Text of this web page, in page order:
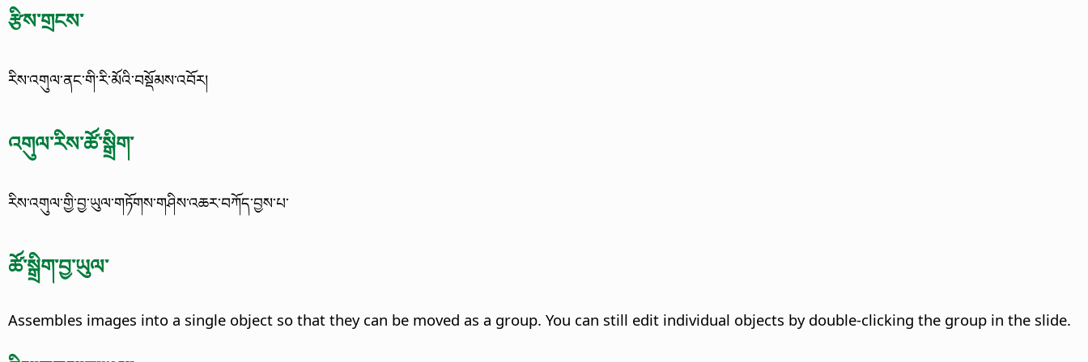
རྩིས་གྲངས་
རིས་འགུལ་ནང་གི་རི་མོའི་བསྡོམས་འབོར།
འགུལ་རིས་ཚོ་སྒྲིག་
རིས་འགུལ་གྱི་བྱ་ཡུལ་གཏོགས་གཤིས་འཆར་བཀོད་བྱས་པ་
ཚོ་སྒྲིག་བྱ་ཡུལ་
Assembles images into a single object so that they can be moved as a group. You can still edit individual objects by double-clicking the group in the slide.